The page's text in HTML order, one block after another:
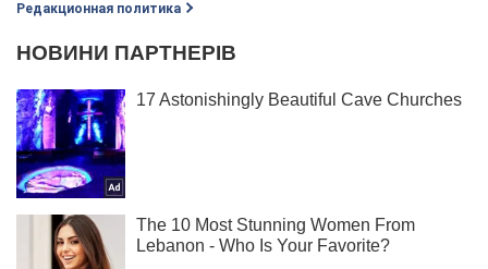
Редакционная политика